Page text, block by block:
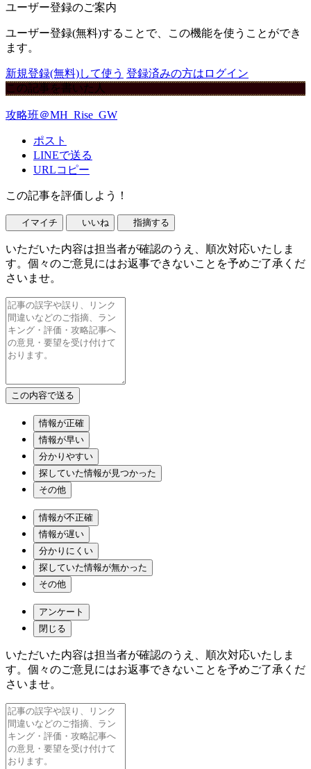
ユーザー登録のご案内
ユーザー登録(無料)することで、この機能を使うことができ
ます。
新規登録(無料)して使う 登録済みの方はログイン
この記事を書いた人
攻略班＠MH_Rise_GW
ポスト
LINEで送る
URLコピー
この記事を評価しよう！
イマイチ いいね 指摘する
いただいた内容は担当者が確認のうえ、順次対応いたしま
す。個々のご意見にはお返事できないことを予めご了承くだ
さいませ。
情報が正確
情報が早い
分かりやすい
探していた情報が見つかった
その他
情報が不正確
情報が遅い
分かりにくい
探していた情報が無かった
その他
アンケート
閉じる
いただいた内容は担当者が確認のうえ、順次対応いたしま
す。個々のご意見にはお返事できないことを予めご了承くだ
さいませ。